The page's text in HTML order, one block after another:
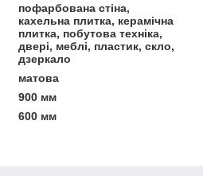
пофарбована стіна,
кахельна плитка, керамічна
плитка, побутова техніка,
двері, меблі, пластик, скло,
дзеркало
матова
900 мм
600 мм